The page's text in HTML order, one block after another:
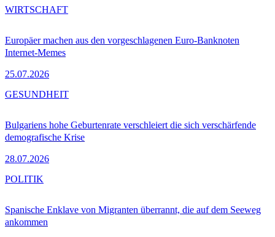
Europäer machen aus den vorgeschlagenen Euro-Banknoten
Internet-Memes
25.07.2026
WIRTSCHAFT
Bulgariens hohe Geburtenrate verschleiert die sich verschärfende
demografische Krise
28.07.2026
GESUNDHEIT
Spanische Enklave von Migranten überrannt, die auf dem Seeweg
ankommen
POLITIK